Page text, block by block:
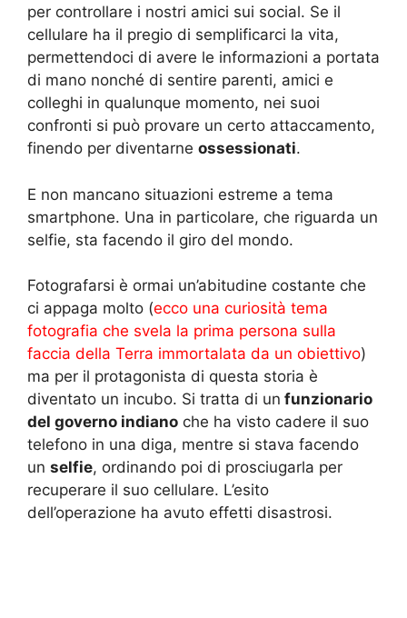
per controllare i nostri amici sui social. Se il
cellulare ha il pregio di semplificarci la vita,
permettendoci di avere le informazioni a portata
di mano nonché di sentire parenti, amici e
colleghi in qualunque momento, nei suoi
confronti si può provare un certo attaccamento,
finendo per diventarne ossessionati.
E non mancano situazioni estreme a tema
smartphone. Una in particolare, che riguarda un
selfie, sta facendo il giro del mondo.
Fotografarsi è ormai un’abitudine costante che
ci appaga molto (ecco una curiosità tema
fotografia che svela la prima persona sulla
faccia della Terra immortalata da un obiettivo)
ma per il protagonista di questa storia è
diventato un incubo. Si tratta di un funzionario
del governo indiano che ha visto cadere il suo
telefono in una diga, mentre si stava facendo
un selfie, ordinando poi di prosciugarla per
recuperare il suo cellulare. L’esito
dell’operazione ha avuto effetti disastrosi.